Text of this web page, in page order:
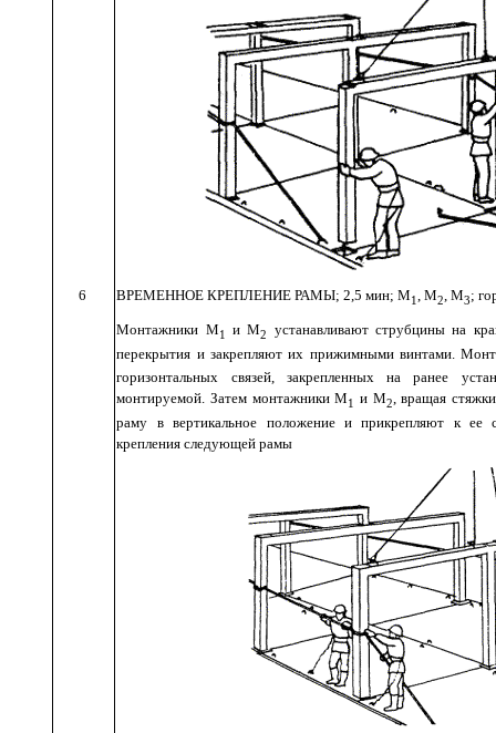
6 ВРЕМЕННОЕ КРЕПЛЕНИЕ РАМЫ; 2,5мин;М1 ,М2 ,М3;
Монтажники М1 и М2 устанавливают струбцины на
перекрытия и закрепляют их прижимными винтами .
горизонтальных
связей, закрепленных на ранее
монтируемой. Затем монтажники М1 и М2,вращая стяжки
раму в вертикальное положение и прикрепляют к ее
крепления следующей рамы